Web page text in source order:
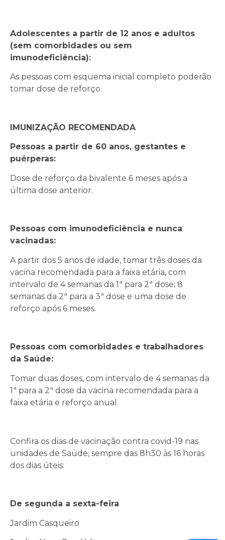
Adolescentes a partir de 12 anos e adultos
(sem comorbidades ou sem
imunodeficiência):
As pessoas com esquema inicial completo poderão
tomar dose de reforço.
IMUNIZAÇÃO RECOMENDADA
Pessoas a partir de 60 anos, gestantes e
puérperas:
Dose de reforço da bivalente 6 meses após a
última dose anterior.
Pessoas com imunodeficiência e nunca
vacinadas:
A partir dos 5 anos de idade, tomar três doses da
vacina recomendada para a faixa etária, com
intervalo de 4 semanas da 1ª para 2ª dose; 8
semanas da 2ª para a 3ª dose e uma dose de
reforço após 6 meses.
Pessoas com comorbidades e trabalhadores
da Saúde:
Tomar duas doses, com intervalo de 4 semanas da
1ª para a 2ª dose da vacina recomendada para a
faixa etária e reforço anual.
Confira os dias de vacinação contra covid-19 nas
unidades de Saúde, sempre das 8h30 às 16 horas
dos dias úteis:
De segunda a sexta-feira
Jardim Casqueiro